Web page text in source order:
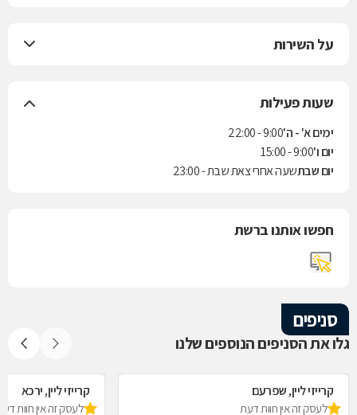
על השירות
שעות פעילות
ימים א' - ה'9:00 - 22:00
יום ו'9:00 - 15:00
יום שבתשעה אחרי צאת שבת - 23:00
חפשו אותנו ברשת
סניפים
גלו את הסניפים הנוספים שלנו
קרייזי ליין, שפרעם
לעסק זה אין חוות דעת
קרייזי ליין, ירכא
לעסק זה אין חוות